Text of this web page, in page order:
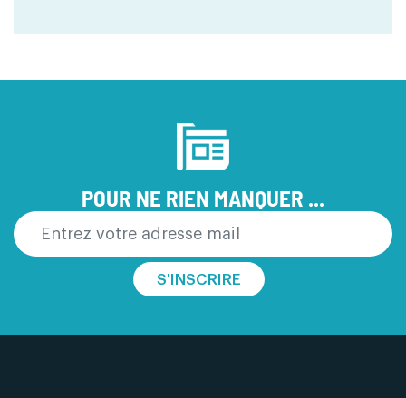
POUR NE RIEN MANQUER ...
S'INSCRIRE